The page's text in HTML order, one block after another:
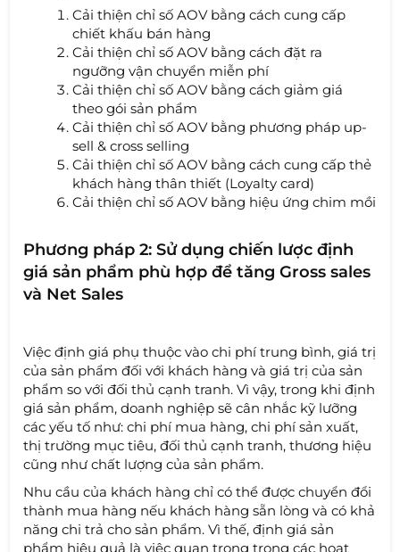
Cải thiện chỉ số AOV bằng cách cung cấp
chiết khấu bán hàng
Cải thiện chỉ số AOV bằng cách đặt ra
ngưỡng vận chuyển miễn phí
Cải thiện chỉ số AOV bằng cách giảm giá
theo gói sản phẩm
Cải thiện chỉ số AOV bằng phương pháp up-
sell & cross selling
Cải thiện chỉ số AOV bằng cách cung cấp thẻ
khách hàng thân thiết (Loyalty card)
Cải thiện chỉ số AOV bằng hiệu ứng chim mồi
Phương pháp 2: Sử dụng chiến lược định
giá sản phẩm phù hợp để tăng Gross sales
và Net Sales
Việc định giá phụ thuộc vào chi phí trung bình, giá trị
của sản phẩm đối với khách hàng và giá trị của sản
phẩm so với đối thủ cạnh tranh. Vì vậy, trong khi định
giá sản phẩm, doanh nghiệp sẽ cân nhắc kỹ lưỡng
các yếu tố như: chi phí mua hàng, chi phí sản xuất,
thị trường mục tiêu, đối thủ cạnh tranh, thương hiệu
cũng như chất lượng của sản phẩm.
Nhu cầu của khách hàng chỉ có thể được chuyển đổi
thành mua hàng nếu khách hàng sẵn lòng và có khả
năng chi trả cho sản phẩm. Vì thế, định giá sản
phẩm hiệu quả là việc quan trọng trong các hoạt